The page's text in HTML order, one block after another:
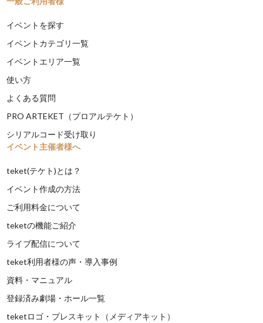
イベントを探す
イベントカテゴリ一覧
イベントエリア一覧
使い方
よくある質問
PRO ARTEKET（プロアルテケト）
シリアルコード受け取り
イベント主催者様へ
teket(テケト)とは？
イベント作成の方法
ご利用料金について
teketの機能ご紹介
ライブ配信について
teket利用者様の声・導入事例
資料・マニュアル
登録済み劇場・ホール一覧
teketロゴ・プレスキット（メディアキット）